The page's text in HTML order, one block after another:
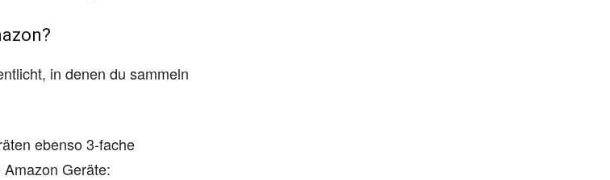
in denen du sammeln
ebenso 3-fache
Geräte: